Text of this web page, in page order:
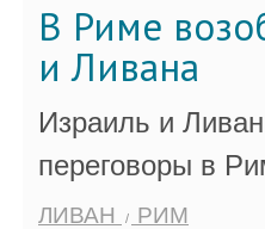
В Риме
и Ливана
Израиль и
переговоры в
ЛИВАН РИМ